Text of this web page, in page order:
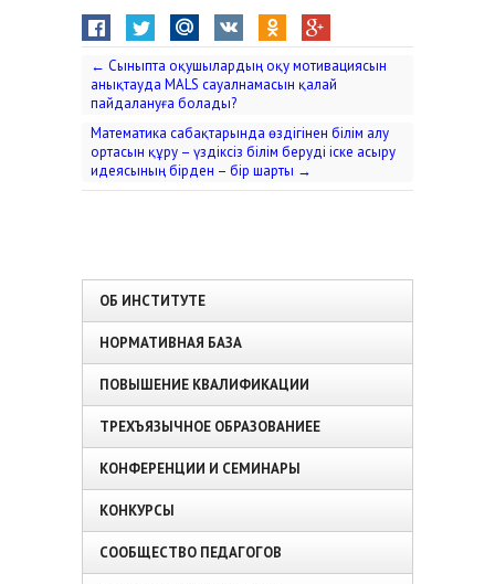
← Сыныпта оқушылардың оқу мотивациясын
анықтауда MALS сауалнамасын қалай
пайдалануға болады?
Математика сабақтарында өздігінен білім алу
ортасын құру – үздіксіз білім беруді іске асыру
идеясының бірден – бір шарты →
ОБ ИНСТИТУТЕ
НОРМАТИВНАЯ БАЗА
ПОВЫШЕНИЕ КВАЛИФИКАЦИИ
ТРЕХЪЯЗЫЧНОЕ ОБРАЗОВАНИЕЕ
КОНФЕРЕНЦИИ И СЕМИНАРЫ
КОНКУРСЫ
СООБЩЕСТВО ПЕДАГОГОВ